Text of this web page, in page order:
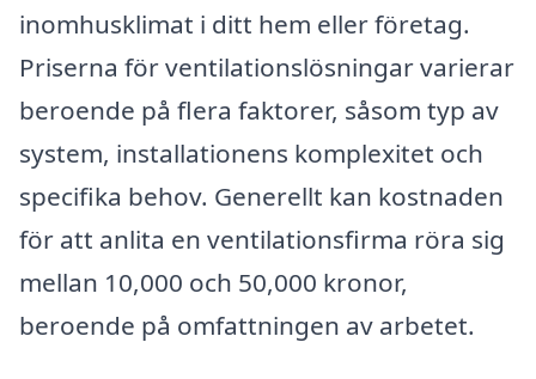
inomhusklimat i ditt hem eller företag.
Priserna för ventilationslösningar varierar
beroende på flera faktorer, såsom typ av
system, installationens komplexitet och
specifika behov. Generellt kan kostnaden
för att anlita en ventilationsfirma röra sig
mellan 10,000 och 50,000 kronor,
beroende på omfattningen av arbetet.